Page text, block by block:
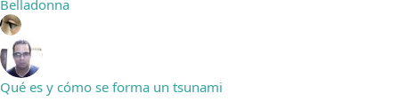
Belladonna
Qué es y cómo se forma un tsunami